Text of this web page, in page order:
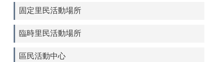
固定里民活動場所
臨時里民活動場所
區民活動中心